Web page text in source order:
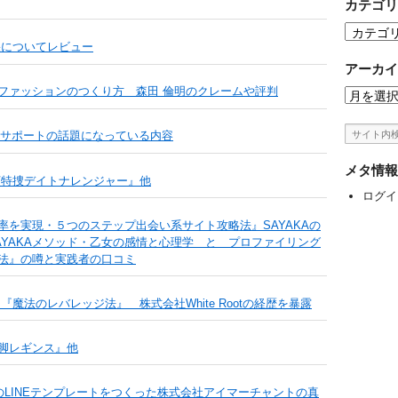
ついてレビュー
ァッションのつくり方 森田 倫明のクレームや評判
ポートの話題になっている内容
捜デイトナレンジャー』他
を実現・５つのステップ出会い系サイト攻略法』SAYAKAの
メソッド・乙女の感情と心理学 と プロファイリング
の噂と実践者の口コミ
魔法のレバレッジ法』 株式会社White Rootの経歴を暴露
レギンス』他
テンプレートをつくった株式会社アイマーチャントの真
カテゴ
カ
ゴ
リ
ー
アーカ
ア
カ
ブ
メタ情報
ログ